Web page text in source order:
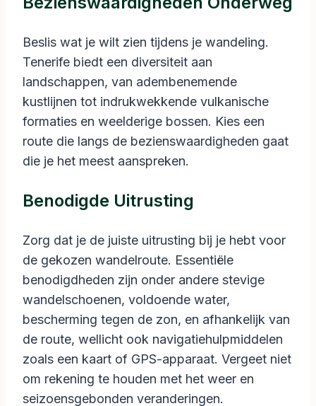
Beslis wat je wilt zien tijdens je wandeling.
Tenerife biedt een diversiteit aan
landschappen, van adembenemende
kustlijnen tot indrukwekkende vulkanische
formaties en weelderige bossen. Kies een
route die langs de bezienswaardigheden gaat
die je het meest aanspreken.
Benodigde Uitrusting
Zorg dat je de juiste uitrusting bij je hebt voor
de gekozen wandelroute. Essentiële
benodigdheden zijn onder andere stevige
wandelschoenen, voldoende water,
bescherming tegen de zon, en afhankelijk van
de route, wellicht ook navigatiehulpmiddelen
zoals een kaart of GPS-apparaat. Vergeet niet
om rekening te houden met het weer en
seizoensgebonden veranderingen.